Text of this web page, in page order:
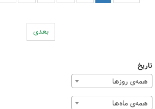
بعدی
تاریخ
همه‌ی روزها
همه‌ی ماه‌ها